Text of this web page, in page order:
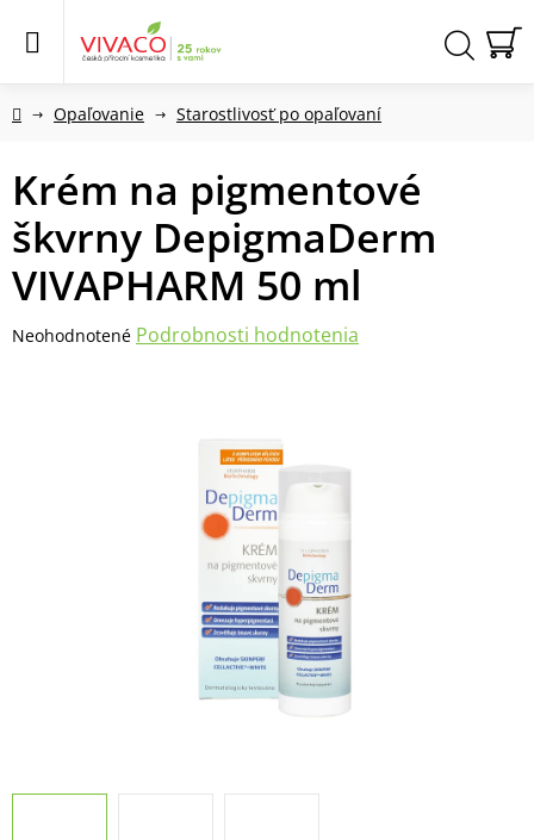
DomovOpaľovanie Starostlivosť po opaľovaní
Krém na pigmentové
škvrny DepigmaDerm
VIVAPHARM 50 ml
Priemerné
Neohodnotené Podrobnosti hodnotenia